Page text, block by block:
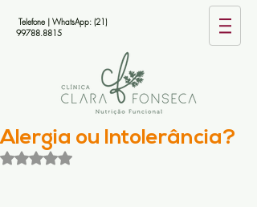
Telefone | WhatsApp: (21)
99788.8815
Alergia ou Intolerância?
Avaliado com NaN de 5 estrelas.